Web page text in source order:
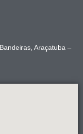
Araçatuba –